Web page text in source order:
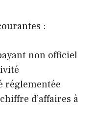
:
non officiel
réglementée
d’affaires à